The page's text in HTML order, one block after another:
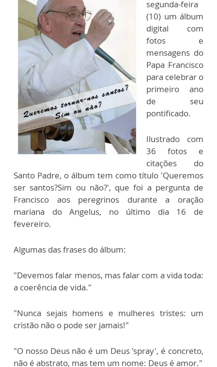
segunda-feira
(10) um álbum
digital com
fotos e
mensagens do
Papa Francisco
para celebrar o
primeiro ano
de seu
pontificado.
Ilustrado com
36 fotos e
citações do
Santo Padre, o álbum tem como título 'Queremos
ser santos?Sim ou não?', que foi a pergunta de
Francisco aos peregrinos durante a oração
mariana do Angelus, no último dia 16 de
fevereiro.
Algumas das frases do álbum:
"Devemos falar menos, mas falar com a vida toda:
a coerência de vida."
"Nunca sejais homens e mulheres tristes: um
cristão não o pode ser jamais!"
"O nosso Deus não é um Deus 'spray', é concreto,
não é abstrato, mas tem um nome: Deus é amor."